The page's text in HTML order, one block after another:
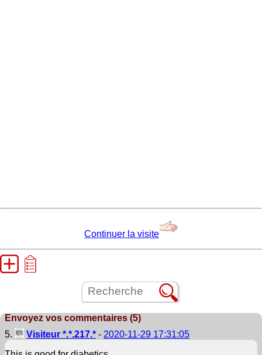
Continuer la visite
Envoyez vos commentaires (5)
5.
Visiteur *.*.217.* - 2020-11-29 17:31:05